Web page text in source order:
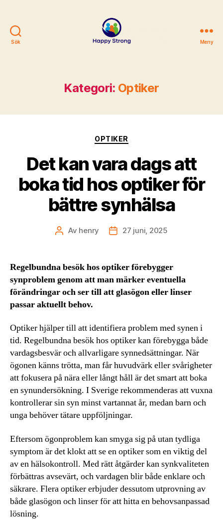
Sök Meny
Kategori: Optiker
Kategorier
OPTIKER
Det kan vara dags att
boka tid hos optiker för
bättre synhälsa
Inläggsförfattare
Av henry Inläggsdatum
27 juni, 2025
Regelbundna besök hos optiker förebygger
synproblem genom att man märker eventuella
förändringar och ser till att glasögon eller linser
passar aktuellt behov.
Optiker hjälper till att identifiera problem med synen i
tid. Regelbundna besök hos optiker kan förebygga både
vardagsbesvär och allvarligare synnedsättningar. När
ögonen känns trötta, man får huvudvärk eller svårigheter
att fokusera på nära eller långt håll är det smart att boka
en synundersökning. I Sverige rekommenderas att vuxna
kontrollerar sin syn minst vartannat år, medan barn och
unga behöver tätare uppföljningar.
Eftersom ögonproblem kan smyga sig på utan tydliga
symptom är det klokt att se en optiker som en viktig del
av en hälsokontroll. Med rätt åtgärder kan synkvaliteten
förbättras avsevärt, och vardagen blir både enklare och
säkrare. Flera optiker erbjuder dessutom utprovning av
både glasögon och linser för att hitta en behovsanpassad
lösning.